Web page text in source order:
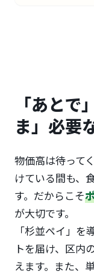
「あと
ま」必要
物価高は待って
けている間も、
す。だからこそ
が大切です。
「杉並ペイ」
トを届け、区内
えます。また、